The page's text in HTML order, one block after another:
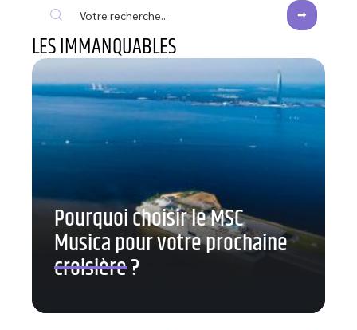
LES IMMANQUABLES
Pourquoi choisir le MSC
Musica pour votre prochaine
croisière ?